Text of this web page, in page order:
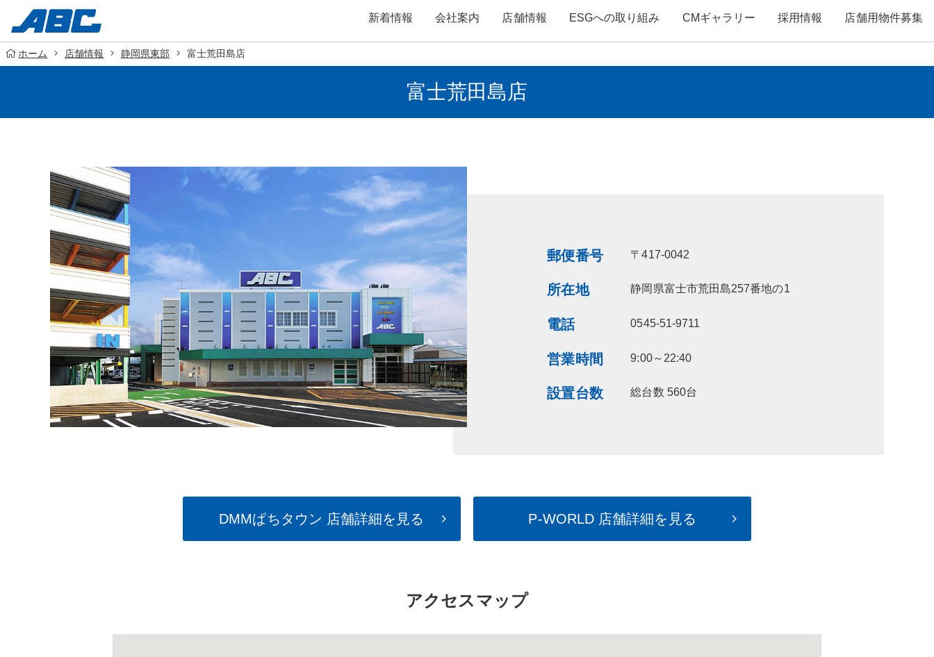
新着情報 会社案内 店舗情報 ESGへの取り組み CMギャラリー 採用情報 店舗用物件募集
ホーム 店舗情報 静岡県東部 富士荒田島店
富士荒田島店
郵便番号 〒417-0042
所在地 静岡県富士市荒田島257番地の1
電話 0545-51-9711
営業時間 9:00～22:40
設置台数 総台数 560台
DMMぱちタウン 店舗詳細を見る P-WORLD 店舗詳細を見る
アクセスマップ